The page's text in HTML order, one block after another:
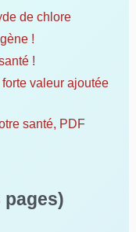
de chlore
!
!
forte valeur ajoutée
santé, PDF